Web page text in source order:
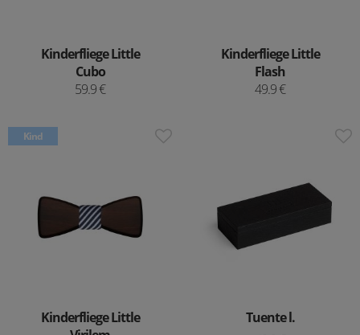
Kinderfliege Little
Cubo
59.9 €
Kinderfliege Little
Flash
49.9 €
Kind
Kinderfliege Little
Tuente l.